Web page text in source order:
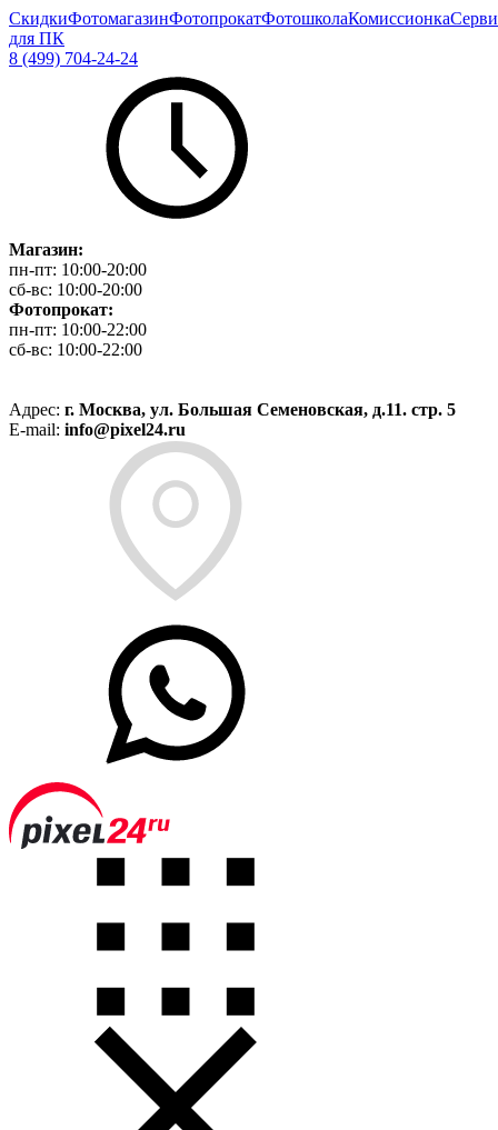
СкидкиФотомагазинФотопрокатФотошколаКомиссионка
для ПК
8 (499) 704-24-24
Магазин:
пн-пт: 10:00-20:00
сб-вс: 10:00-20:00
Фотопрокат:
пн-пт: 10:00-22:00
сб-вс: 10:00-22:00
Адрес: г. Москва, ул. Большая Семеновская, д.11. стр. 5
E-mail: info@pixel24.ru